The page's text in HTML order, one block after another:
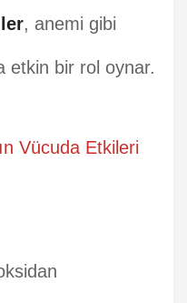
, anemi gibi
etkin bir rol oynar.
Vücuda Etkileri